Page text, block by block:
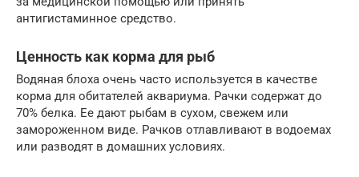
антигистаминное средство.
Ценность как корма для рыб
Водяная блоха очень часто используется в качестве
корма для обитателей аквариума. Рачки содержат до
70% белка. Ее дают рыбам в сухом, свежем или
замороженном виде. Рачков отлавливают в водоемах
или разводят в домашних условиях.